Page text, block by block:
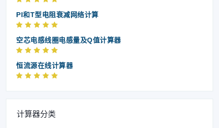
PI和T型电阻衰减网络计算
空芯电感线圈电感量及Q值计算器
恒流源在线计算器
计算器分类